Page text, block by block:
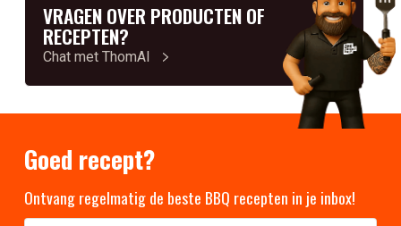
VRAGEN OVER PRODUCTEN OF
RECEPTEN?
Chat met ThomAI
Goed recept?
Ontvang regelmatig de beste BBQ recepten in je inbox!